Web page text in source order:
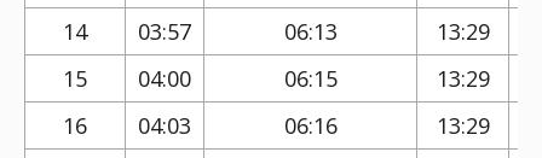
14
03:57 06:13 13:29
15
04:00 06:15 13:29
16
04:03 06:16 13:29